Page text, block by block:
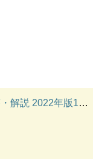
と機能 ; B 疾病の成り立ちと回復の促進